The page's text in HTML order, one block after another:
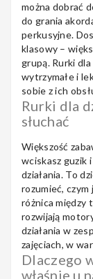
MAHILELE
Ortega
Usługi
można dobrać
do grania
perkusyjne.
klasowy –
grupą. Rurki
wytrzymałe i
sobie z ich
Rurki dla
słuchać
Większość
wciskasz guzik
działania. To
rozumieć,
różnica między
rozwijają
działania w
zajęciach, w
Dlaczego
właśnie u